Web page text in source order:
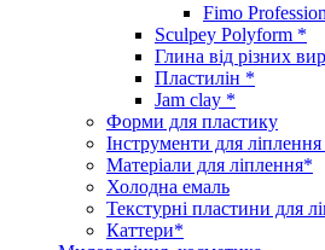
Fimo
Sculpey Polyform *
Глина від різних
Пластилін *
Jam clay *
Форми для пластику
Інструменти для
Матеріали для ліплення*
Холодна емаль
Текстурні пластини для
Каттери*